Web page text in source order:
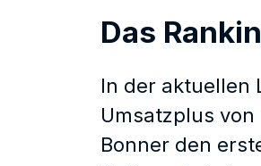
Das
In der aktuellen
Umsatzplus von
Bonner den